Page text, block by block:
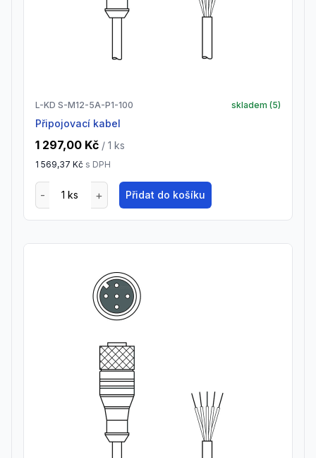
L-KD S-M12-5A-P1-100 skladem (5)
Připojovací kabel
1 297,00 Kč / 1 ks
1 569,37 Kč s DPH
Přidat do košíku